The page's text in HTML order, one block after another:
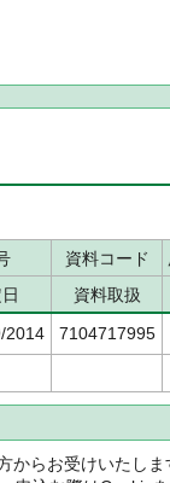
資料コード
資料取扱
2014
7104717995
からお受けいたしま